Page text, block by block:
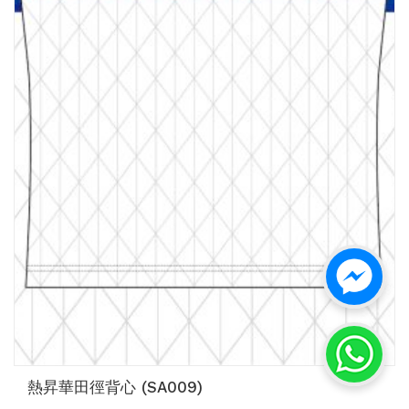
熱昇華田徑背心 (SA009)